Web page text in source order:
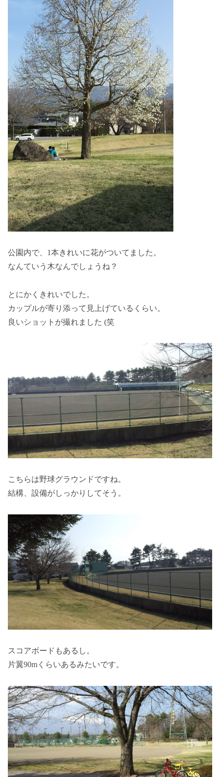
公園内で、1本きれいに花がついてました。
なんていう木なんでしょうね？
とにかくきれいでした。
カップルが寄り添って見上げているくらい。
良いショットが撮れました (笑
こちらは野球グラウンドですね。
結構、設備がしっかりしてそう。
スコアボードもあるし。
片翼90mくらいあるみたいです。